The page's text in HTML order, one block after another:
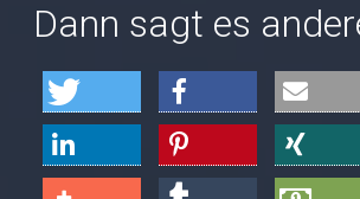
Dann sagt es